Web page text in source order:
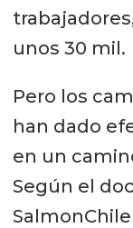
unos 30 mil.
Pero los
han dado
en un
Según el